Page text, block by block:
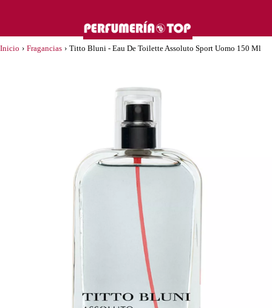
Inicio › Fragancias › Titto Bluni - Eau De Toilette Assoluto Sport Uomo 150 Ml